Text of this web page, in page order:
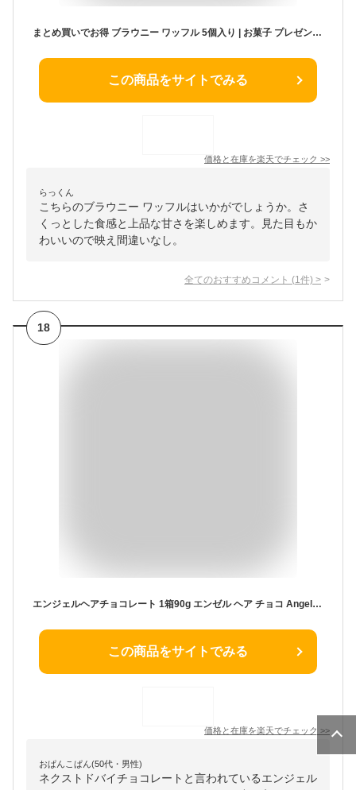
まとめ買いでお得 ブラウニー ワッフル 5個入り | お菓子 プレゼント お取り寄せスイーツ お返し 退職 お礼 誕生日スィーツ チョコ 洋菓子 お祝い返し 誕生日プレゼント ワッフルケーキ ブラウニーサンド 挨拶 手土産 おやつ チョコワッフル ホワイトデー
この商品をサイトでみる
価格と在庫を楽天でチェック >>
らっくん
こちらのブラウニー ワッフルはいかがでしょうか。さ
くっとした食感と上品な甘さを楽しめます。見た目もか
わいいので映え間違いなし。
全てのおすすめコメント (1 件) >
18
エンジェルヘアチョコレート 1箱90g エンゼル ヘア チョコ Angel Hair Chocolate チョコ チョコレート ホワイトデー
この商品をサイトでみる
価格と在庫を楽天でチェック >>
おぱんこぱん(50代・男性)
ネクストドバイチョコレートと言われているエンジェル